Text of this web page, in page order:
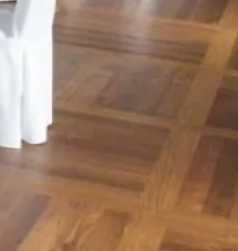
Augsburger Straße 2,
Tel.: Tel.: 08291-858220
Details
www.posthalterei.com
Alter Schlachthof